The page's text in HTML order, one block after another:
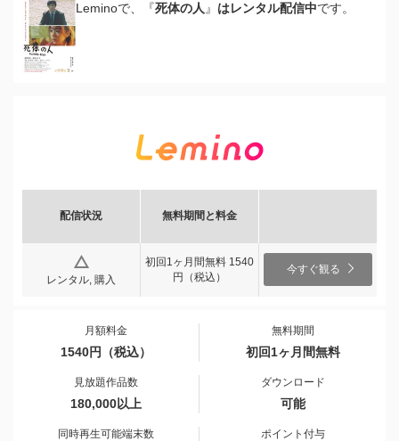
Leminoで、『死体の人 』 はレンタル配信中です。
配信状況 無料期間と料金
レンタル, 購入
初回1ヶ月間無料 1540
円（税込）
今すぐ観る
月額料金
1540円（税込）
無料期間
初回1ヶ月間無料
見放題作品数
180,000以上
ダウンロード
可能
同時再生可能端末数 ポイント付与